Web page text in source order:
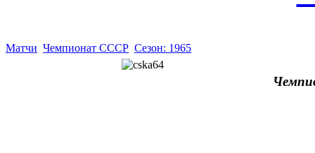
Матчи Чемпионат СССР Сезон: 1965